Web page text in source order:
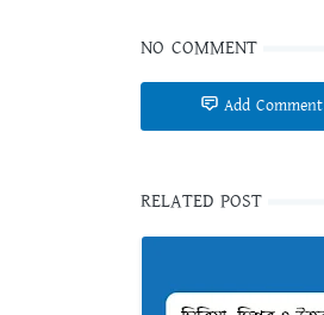
NO COMMENT
Add Comment
RELATED POST